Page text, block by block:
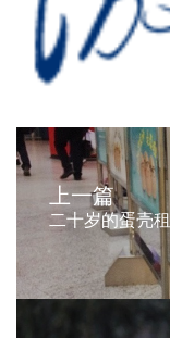
上一篇
二十岁的蛋壳